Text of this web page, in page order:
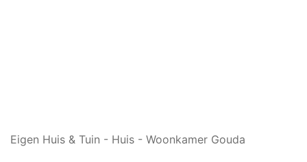
Eigen Huis & Tuin - Huis - Woonkamer Gouda